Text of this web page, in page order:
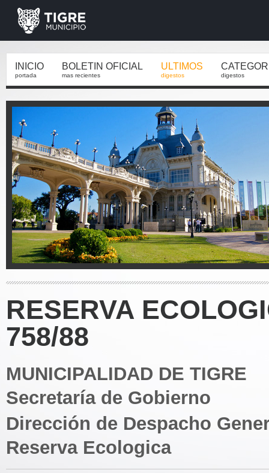
INICIO
portada
BOLETIN OFICIAL
mas recientes
ULTIMOS
digestos digestos
RESERVA
758/88
MUNICIPALIDAD DE TIGRE
Secretaría de Gobierno
Dirección de Despacho
Reserva Ecologica